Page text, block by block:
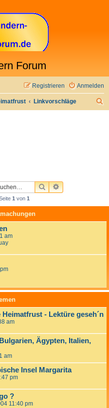
Forum
Anmelden
Registrieren
Linkvorschläge
SUCHEERWEITERTE
1 von 1
am
- Lektüre geseh´n
am
Ägypten, Italien,
am
Insel Margarita
pm
?
11:40 pm